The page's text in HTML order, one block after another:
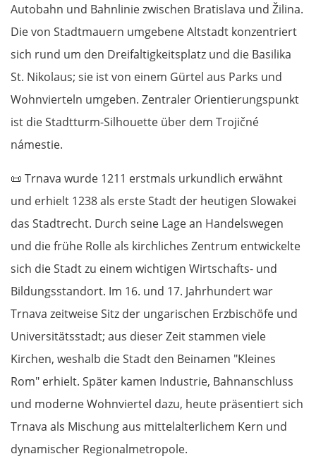
Autobahn und Bahnlinie zwischen Bratislava und Žilina.
Die von Stadtmauern umgebene Altstadt konzentriert
sich rund um den Dreifaltigkeitsplatz und die Basilika
St. Nikolaus; sie ist von einem Gürtel aus Parks und
Wohnvierteln umgeben. Zentraler Orientierungspunkt
ist die Stadtturm-Silhouette über dem Trojičné
námestie.
📜 Trnava wurde 1211 erstmals urkundlich erwähnt
und erhielt 1238 als erste Stadt der heutigen Slowakei
das Stadtrecht. Durch seine Lage an Handelswegen
und die frühe Rolle als kirchliches Zentrum entwickelte
sich die Stadt zu einem wichtigen Wirtschafts- und
Bildungsstandort. Im 16. und 17. Jahrhundert war
Trnava zeitweise Sitz der ungarischen Erzbischöfe und
Universitätsstadt; aus dieser Zeit stammen viele
Kirchen, weshalb die Stadt den Beinamen "Kleines
Rom" erhielt. Später kamen Industrie, Bahnanschluss
und moderne Wohnviertel dazu, heute präsentiert sich
Trnava als Mischung aus mittelalterlichem Kern und
dynamischer Regionalmetropole.